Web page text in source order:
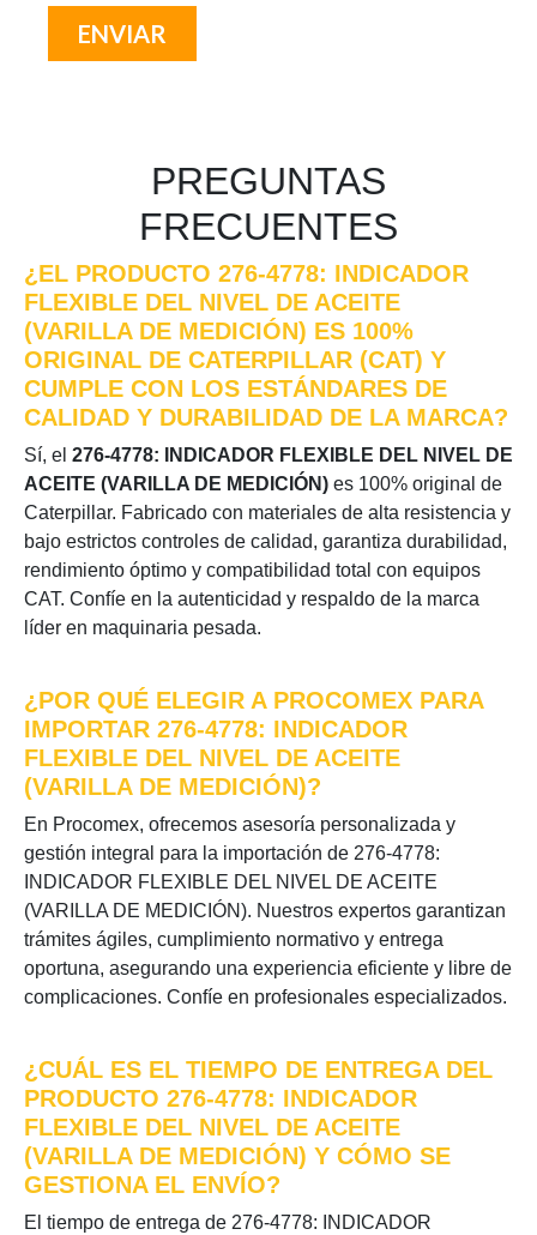
PREGUNTAS
FRECUENTES
¿EL PRODUCTO 276-4778: INDICADOR
FLEXIBLE DEL NIVEL DE ACEITE
(VARILLA DE MEDICIÓN) ES 100%
ORIGINAL DE CATERPILLAR (CAT) Y
CUMPLE CON LOS ESTÁNDARES DE
CALIDAD Y DURABILIDAD DE LA MARCA?
Sí, el 276-4778: INDICADOR FLEXIBLE DEL NIVEL DE
ACEITE (VARILLA DE MEDICIÓN) es 100% original de
Caterpillar. Fabricado con materiales de alta resistencia y
bajo estrictos controles de calidad, garantiza durabilidad,
rendimiento óptimo y compatibilidad total con equipos
CAT. Confíe en la autenticidad y respaldo de la marca
líder en maquinaria pesada.
¿POR QUÉ ELEGIR A PROCOMEX PARA
IMPORTAR 276-4778: INDICADOR
FLEXIBLE DEL NIVEL DE ACEITE
(VARILLA DE MEDICIÓN)?
En Procomex, ofrecemos asesoría personalizada y
gestión integral para la importación de 276-4778:
INDICADOR FLEXIBLE DEL NIVEL DE ACEITE
(VARILLA DE MEDICIÓN). Nuestros expertos garantizan
trámites ágiles, cumplimiento normativo y entrega
oportuna, asegurando una experiencia eficiente y libre de
complicaciones. Confíe en profesionales especializados.
¿CUÁL ES EL TIEMPO DE ENTREGA DEL
PRODUCTO 276-4778: INDICADOR
FLEXIBLE DEL NIVEL DE ACEITE
(VARILLA DE MEDICIÓN) Y CÓMO SE
GESTIONA EL ENVÍO?
El tiempo de entrega de 276-4778: INDICADOR